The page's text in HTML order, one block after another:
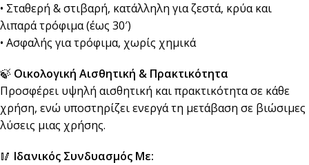
• Σταθερή & στιβαρή, κατάλληλη για ζεστά, κρύα και
λιπαρά τρόφιμα (έως 30′)
• Ασφαλής για τρόφιμα, χωρίς χημικά
🍃 Οικολογική Αισθητική & Πρακτικότητα
Προσφέρει υψηλή αισθητική και πρακτικότητα σε κάθε
χρήση, ενώ υποστηρίζει ενεργά τη μετάβαση σε βιώσιμες
λύσεις μιας χρήσης.
🥢 Ιδανικός Συνδυασμός Με: